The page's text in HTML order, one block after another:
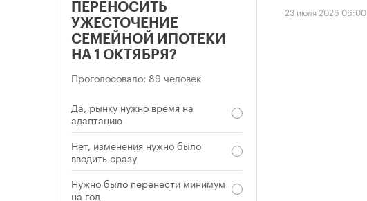
23 июля 2026 06:00
ПЕРЕНОСИТЬ
УЖЕСТОЧЕНИЕ
СЕМЕЙНОЙ ИПОТЕКИ
НА 1 ОКТЯБРЯ?
Проголосовало: 89 человек
Да, рынку нужно время на
адаптацию
Нет, изменения нужно было
вводить сразу
Нужно было перенести минимум
на год